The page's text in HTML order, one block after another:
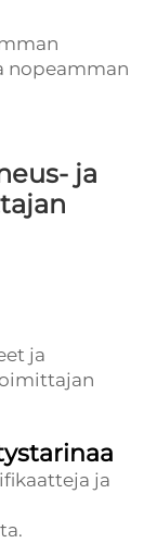
nopeamman
ja
ja
ja